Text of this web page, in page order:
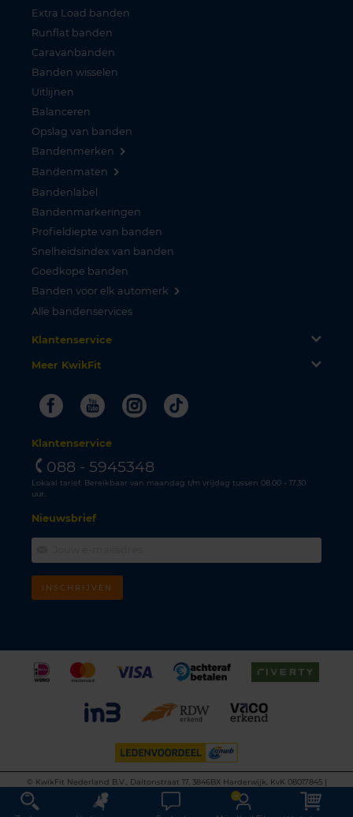
Extra Load banden
Runflat banden
Caravanbanden
Banden wisselen
Uitlijnen
Balanceren
Opslag van banden
Bandenmerken
Bandenmaten
Bandenlabel
Bandenmarkeringen
Profieldiepte van banden
Snelheidsindex van banden
Goedkope banden
Banden voor elk automerk
Alle bandenservices
Klantenservice
Meer KwikFit
FacebookYoutubeInstagram
Tiktok
Klantenservice
088 - 5945348
Lokaal tarief. Bereikbaar van maandag t/m vrijdag tussen 08.00 - 17.30
uur.
Nieuwsbrief
INSCHRIJVEN
©
KwikFit Nederland B.V., Daltonstraat 17, 3846BX Harderwijk, KvK 08017845 |
Algemene voorwaarden
Privacyverklaring Cookiebeleid
Disclaimer
This site is protected by reCAPTCHA and the Google
Privacy Policy
Terms of